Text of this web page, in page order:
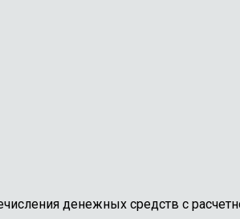
денежных средств с